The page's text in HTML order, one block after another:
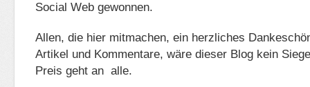
Social Web gewonnen.
Allen, die hier mitmachen, ein herzliches
Artikel und Kommentare, wäre dieser Blog kein
Preis geht an alle.